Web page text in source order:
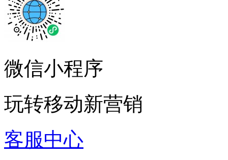
微信小程序
玩转移动新营销
客服中心